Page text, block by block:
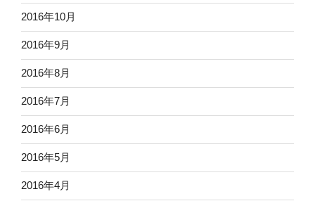
2016年10月
2016年9月
2016年8月
2016年7月
2016年6月
2016年5月
2016年4月